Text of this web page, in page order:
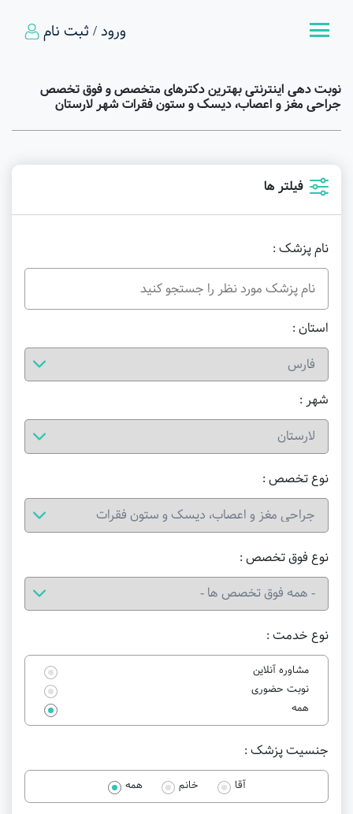
ورود / ثبت نام
نوبت دهی اینترنتی بهترین دکترهای متخصص و فوق تخصص
جراحی مغز و اعصاب، دیسک و ستون فقرات شهر لارستان
فیلتر ها
نام پزشک :
استان :
شهر :
نوع خدمت :
مشاوره آنلاین
نوبت حضوری
همه
نوع تخصص :
نوع فوق تخصص :
جنسیت پزشک :
آقا خانم همه